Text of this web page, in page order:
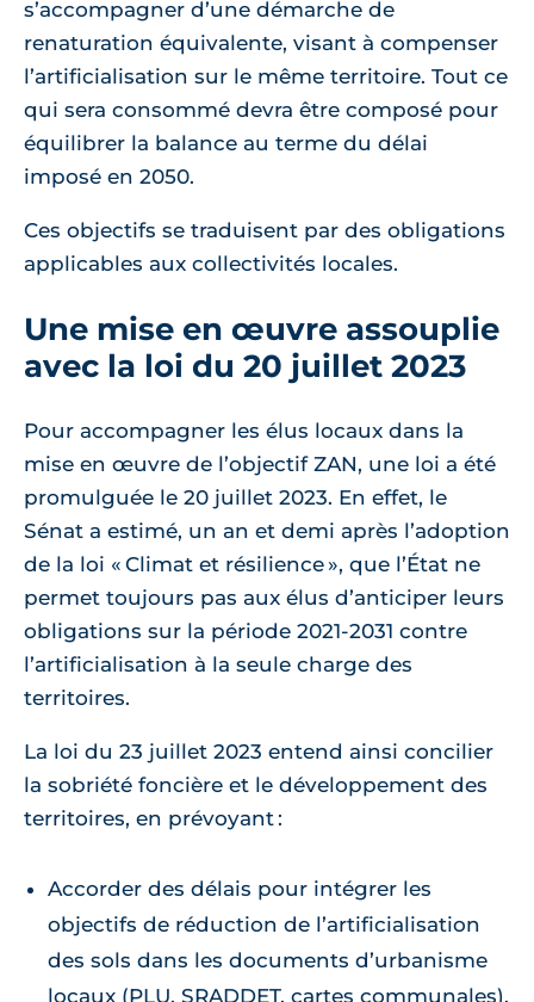
s’accompagner d’une démarche de
renaturation équivalente, visant à compenser
l’artificialisation sur le même territoire. Tout ce
qui sera consommé devra être composé pour
équilibrer la balance au terme du délai
imposé en 2050.
Ces objectifs se traduisent par des obligations
applicables aux collectivités locales.
Une mise en œuvre assouplie
avec la loi du 20 juillet 2023
Pour accompagner les élus locaux dans la
mise en œuvre de l’objectif ZAN, une loi a été
promulguée le 20 juillet 2023. En effet, le
Sénat a estimé, un an et demi après l’adoption
de la loi « Climat et résilience », que l’État ne
permet toujours pas aux élus d’anticiper leurs
obligations sur la période 2021-2031 contre
l’artificialisation à la seule charge des
territoires.
La loi du 23 juillet 2023 entend ainsi concilier
la sobriété foncière et le développement des
territoires, en prévoyant :
Accorder des délais pour intégrer les
objectifs de réduction de l’artificialisation
des sols dans les documents d’urbanisme
locaux (PLU, SRADDET, cartes communales).